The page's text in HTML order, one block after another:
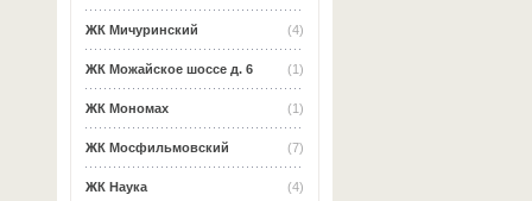
(4)
ЖК Мичуринский
(1)
ЖК Можайское шоссе д. 6
(1)
ЖК Мономах
(7)
ЖК Мосфильмовский
(4)
ЖК Наука